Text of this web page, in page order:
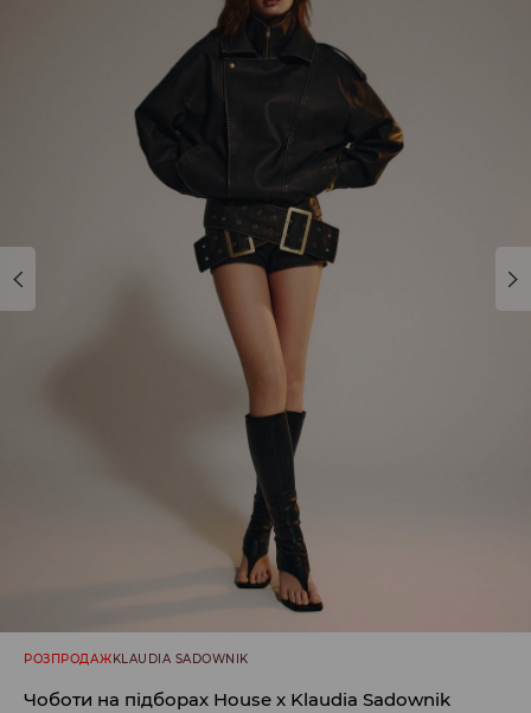
РОЗПРОДАЖ KLAUDIA SADOWNIK
Чоботи на підборах House x Klaudia Sadownik